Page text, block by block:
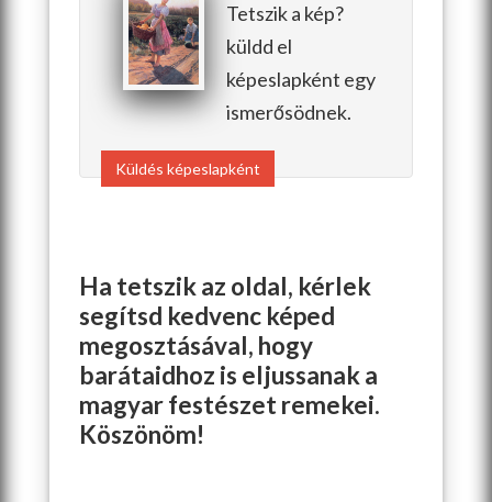
Tetszik a kép?
küldd el
képeslapként egy
ismerősödnek.
Küldés képeslapként
Ha tetszik az oldal, kérlek
segítsd kedvenc képed
megosztásával, hogy
barátaidhoz is eljussanak a
magyar festészet remekei.
Köszönöm!